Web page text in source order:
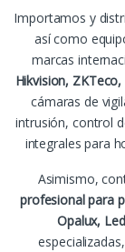
Importamos y
así como
marcas
Hikvision, ZKTeco,
cámaras de
intrusión, control
integrales para
Asimismo,
profesional para
Opalux,